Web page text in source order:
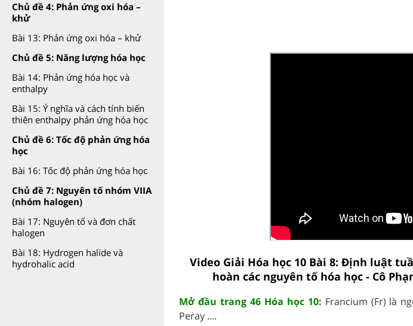
Chủ đề 4: Phản ứng oxi hóa –
khử
Bài 13: Phản ứng oxi hóa – khử
Chủ đề 5: Năng lượng hóa học
Bài 14: Phản ứng hóa học và
enthalpy
Bài 15: Ý nghĩa và cách tính biến
thiên enthalpy phản ứng hóa học
Chủ đề 6: Tốc độ phản ứng hóa
học
Bài 16: Tốc độ phản ứng hóa học
Chủ đề 7: Nguyên tố nhóm VIIA
(nhóm halogen)
Bài 17: Nguyên tố và đơn chất
halogen
Bài 18: Hydrogen halide và
hydrohalic acid
Video Giải Hóa học 10 Bài 8: Định luật
hoàn các nguyên tố hóa học - Cô
Mở đầu trang 46 Hóa học 10: Francium (Fr) là
Peray ....